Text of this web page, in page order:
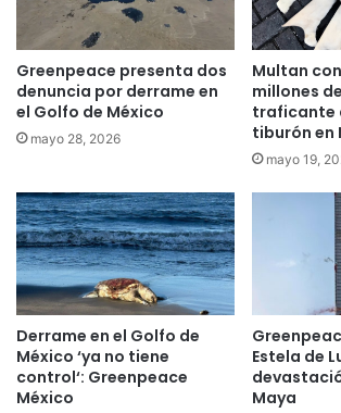
Greenpeace presenta dos
denuncia por derrame en
el Golfo de México
mayo 28, 2026
Multan
millones
traficante
tiburón en
mayo 19,
Derrame en el Golfo de
México ‘ya no tiene
control‘: Greenpeace
México
Estela de
Maya